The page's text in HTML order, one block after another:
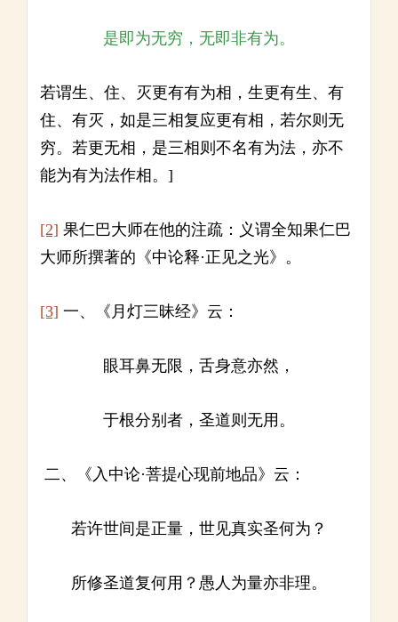
是即为无穷，无即非有为。
若谓生、住、灭更有有为相，生更有生、有
住、有灭，如是三相复应更有相，若尔则无
穷。若更无相，是三相则不名有为法，亦不
能为有为法作相。]
[2] 果仁巴大师在他的注疏：义谓全知果仁巴
大师所撰著的《中论释·正见之光》。
[3] 一、《月灯三昧经》云：
眼耳鼻无限，舌身意亦然，
于根分别者，圣道则无用。
二、《入中论·菩提心现前地品》云：
若许世间是正量，世见真实圣何为？
所修圣道复何用？愚人为量亦非理。